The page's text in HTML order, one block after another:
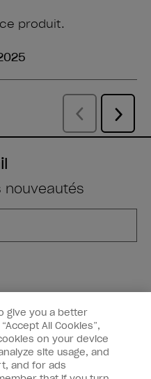
nouveautés
give you a better
All Cookies”,
on your device
site usage, and
and for ads